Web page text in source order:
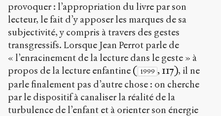
provoquer : l’appropriation du livre par son
lecteur, le fait d’y apposer les marques de sa
subjectivité, y compris à travers des gestes
transgressifs. Lorsque Jean Perrot parle de
« l’enracinement de la lecture dans le geste » à
propos de la lecture enfantine ( 1999 , 117), il ne
parle finalement pas d’autre chose : on cherche
par le dispositif à canaliser la réalité de la
turbulence de l’enfant et à orienter son énergie